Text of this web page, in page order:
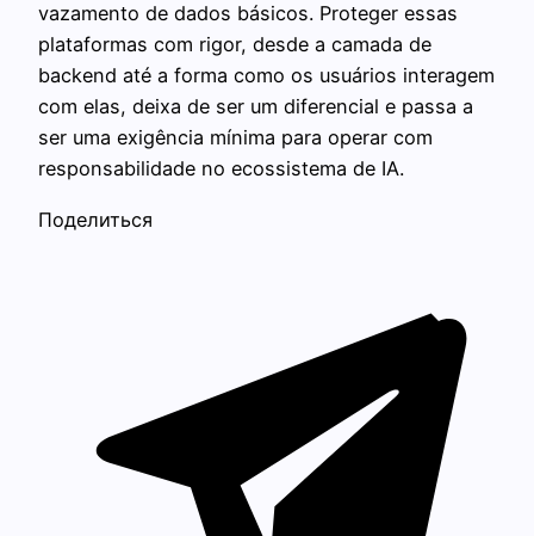
vazamento de dados básicos. Proteger essas
plataformas com rigor, desde a camada de
backend até a forma como os usuários interagem
com elas, deixa de ser um diferencial e passa a
ser uma exigência mínima para operar com
responsabilidade no ecossistema de IA.
Поделиться